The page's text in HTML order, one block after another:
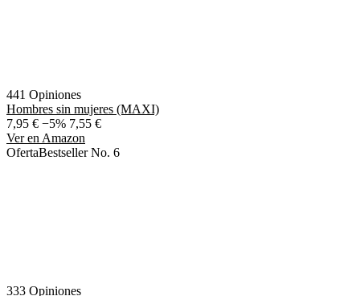
441 Opiniones
Hombres sin mujeres (MAXI)
7,95 € −5% 7,55 €
Ver en Amazon
OfertaBestseller No. 6
333 Opiniones